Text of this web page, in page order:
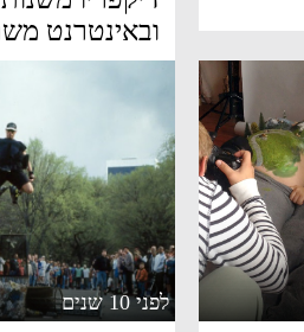
ובאינטרנט
לפני 10 שנים